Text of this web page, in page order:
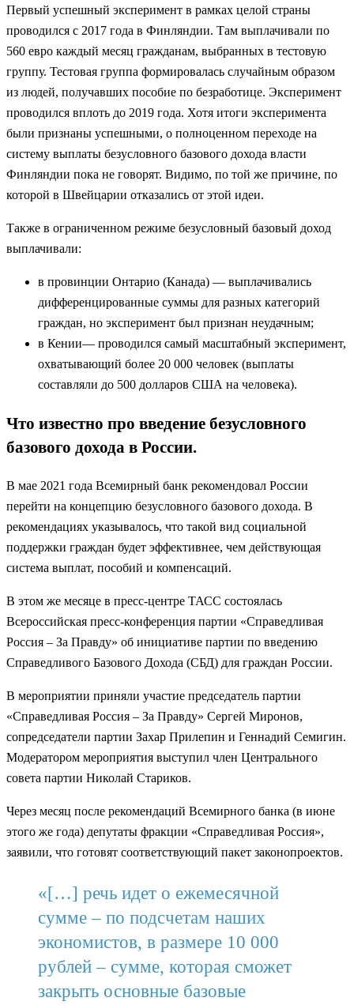
Первый успешный эксперимент в рамках целой страны
проводился с 2017 года в Финляндии. Там выплачивали по
560 евро каждый месяц гражданам, выбранных в тестовую
группу. Тестовая группа формировалась случайным образом
из людей, получавших пособие по безработице. Эксперимент
проводился вплоть до 2019 года. Хотя итоги эксперимента
были признаны успешными, о полноценном переходе на
систему выплаты безусловного базового дохода власти
Финляндии пока не говорят. Видимо, по той же причине, по
которой в Швейцарии отказались от этой идеи.
Также в ограниченном режиме безусловный базовый доход
выплачивали:
в провинции Онтарио (Канада) — выплачивались
дифференцированные суммы для разных категорий
граждан, но эксперимент был признан неудачным;
в Кении— проводился самый масштабный эксперимент,
охватывающий более 20 000 человек (выплаты
составляли до 500 долларов США на человека).
Что известно про введение безусловного
базового дохода в России.
В мае 2021 года Всемирный банк рекомендовал России
перейти на концепцию безусловного базового дохода. В
рекомендациях указывалось, что такой вид социальной
поддержки граждан будет эффективнее, чем действующая
система выплат, пособий и компенсаций.
В этом же месяце в пресс-центре ТАСС состоялась
Всероссийская пресс-конференция партии «Справедливая
Россия – За Правду» об инициативе партии по введению
Справедливого Базового Дохода (СБД) для граждан России.
В мероприятии приняли участие председатель партии
«Справедливая Россия – За Правду» Сергей Миронов,
сопредседатели партии Захар Прилепин и Геннадий Семигин.
Модератором мероприятия выступил член Центрального
совета партии Николай Стариков.
Через месяц после рекомендаций Всемирного банка (в июне
этого же года) депутаты фракции «Справедливая Россия»,
заявили, что готовят соответствующий пакет законопроектов.
«[…] речь идет о ежемесячной
сумме – по подсчетам наших
экономистов, в размере 10 000
рублей – сумме, которая сможет
закрыть основные базовые